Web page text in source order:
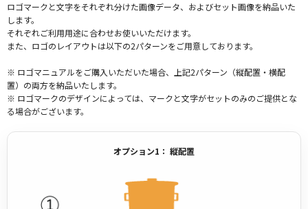
ロゴマークと文字をそれぞれ分けた画像データ、およびセット画像を納品いた
します。
それぞれご利用用途に合わせお使いいただけます。
また、ロゴのレイアウトは以下の2パターンをご用意しております。
※ ロゴマニュアルをご購入いただいた場合、上記2パターン（縦配置・横配
置）の両方を納品いたします。
※ ロゴマークのデザインによっては、マークと文字がセットのみのご提供とな
る場合がございます。
オプション1： 縦配置